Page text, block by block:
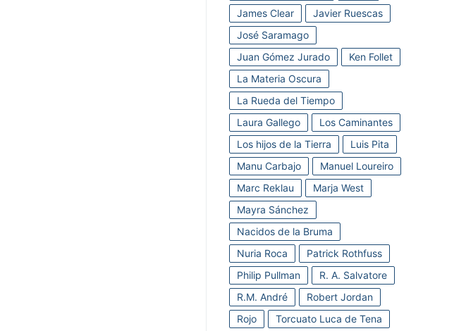
James Clear
Javier Ruescas
José Saramago
Juan Gómez Jurado
Ken Follet
La Materia Oscura
La Rueda del Tiempo
Laura Gallego
Los Caminantes
Los hijos de la Tierra
Luis Pita
Manu Carbajo
Manuel Loureiro
Marc Reklau
Marja West
Mayra Sánchez
Nacidos de la Bruma
Nuria Roca
Patrick Rothfuss
Philip Pullman
R. A. Salvatore
R.M. André
Robert Jordan
Rojo
Torcuato Luca de Tena